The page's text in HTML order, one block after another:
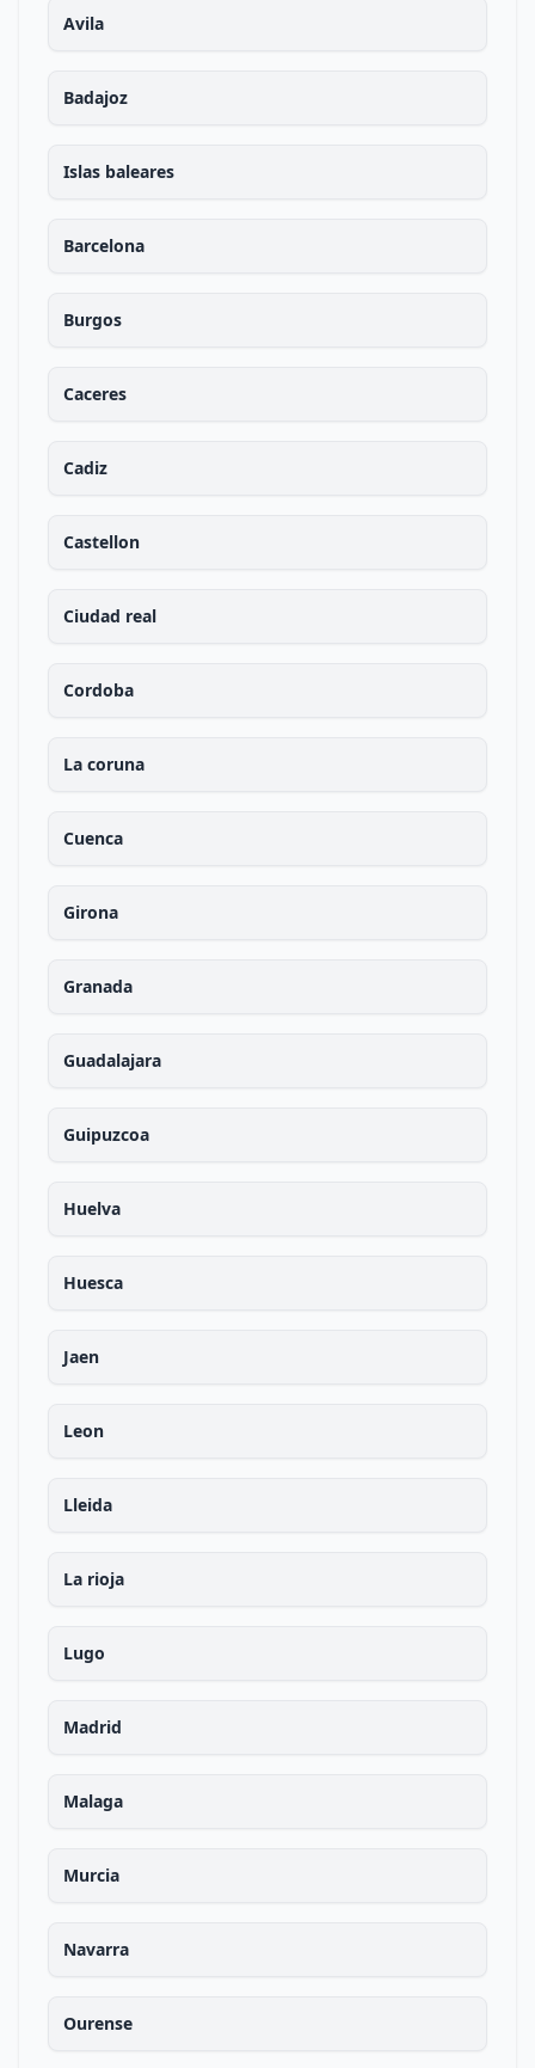
Avila
Badajoz
Islas baleares
Barcelona
Burgos
Caceres
Cadiz
Castellon
Ciudad real
Cordoba
La coruna
Cuenca
Girona
Granada
Guadalajara
Guipuzcoa
Huelva
Huesca
Jaen
Leon
Lleida
La rioja
Lugo
Madrid
Malaga
Murcia
Navarra
Ourense